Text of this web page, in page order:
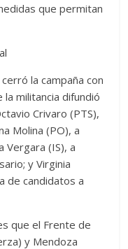
que permitan
la campaña con
la militancia difundió
Crivaro (PTS),
Molina (PO), a
Vergara (IS), a
y Virginia
de candidatos a
que el Frente de
y Mendoza